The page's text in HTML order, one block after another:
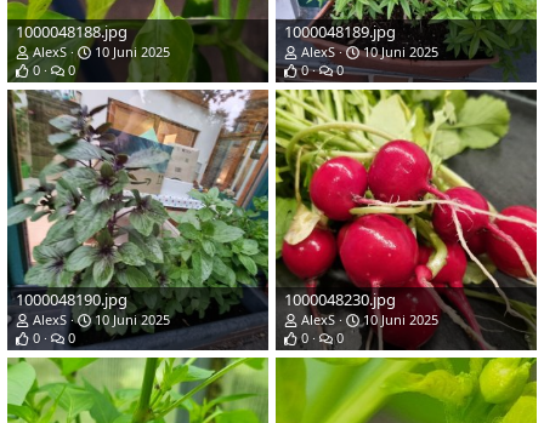
1000048188.jpg
AlexS
10 Juni 2025
0
0
1000048189.jpg
AlexS
10 Juni 2025
0
0
1000048190.jpg
AlexS
10 Juni 2025
0
0
1000048230.jpg
AlexS
10 Juni 2025
0
0